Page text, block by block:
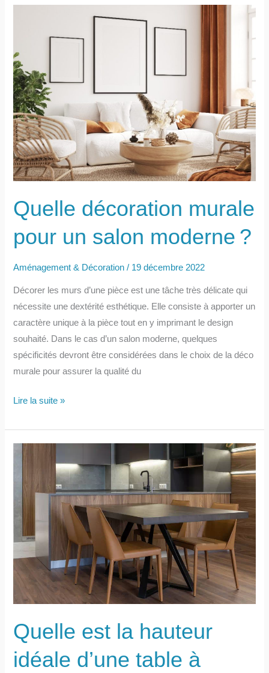
stickers
muraux
sont-
ils
une
bonne
idée
?
Quelle décoration murale
pour un salon moderne ?
Aménagement & Décoration / 19 décembre 2022
Décorer les murs d’une pièce est une tâche très délicate qui
nécessite une dextérité esthétique. Elle consiste à apporter un
caractère unique à la pièce tout en y imprimant le design
souhaité. Dans le cas d’un salon moderne, quelques
spécificités devront être considérées dans le choix de la déco
murale pour assurer la qualité du
Quelle
murale
pour
salon
moderne ?
Lire la suite »
Quelle est la hauteur
idéale d’une table à